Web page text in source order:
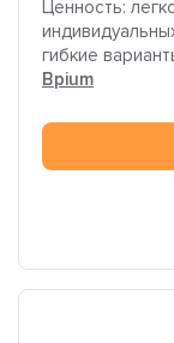
Ценность:
гибкие
Bpium